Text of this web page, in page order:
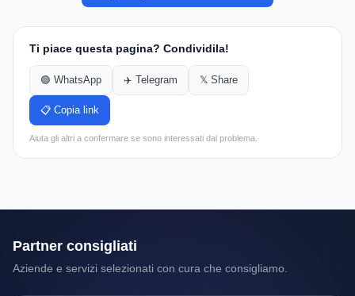
Ti piace questa pagina? Condividila!
🟢 WhatsApp ✈️ Telegram 𝕏 Share
📋 Copia link
Aiuta gli altri a confermare se sono interessati dal problema.
Partner consigliati
Aziende e servizi selezionati con cura che consigliamo.